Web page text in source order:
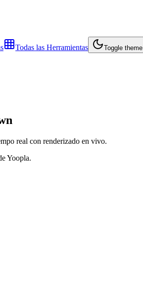
Todas las Herramientas Toggle theme
real con renderizado en vivo.
Yoopla.